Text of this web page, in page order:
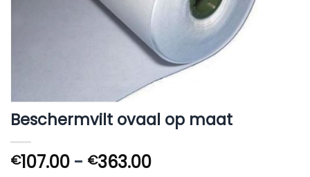
Beschermvilt ovaal op maat
€107.00 - €363.00Prijsklasse: